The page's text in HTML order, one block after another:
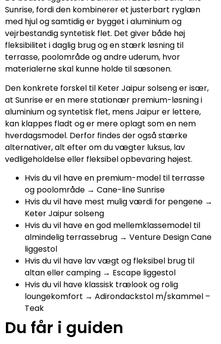
Sunrise, fordi den kombinerer et justerbart ryglæn
med hjul og samtidig er bygget i aluminium og
vejrbestandig syntetisk flet. Det giver både høj
fleksibilitet i daglig brug og en stærk løsning til
terrasse, poolområde og andre uderum, hvor
materialerne skal kunne holde til sæsonen.
Den konkrete forskel til Keter Jaipur solseng er især,
at Sunrise er en mere stationær premium-løsning i
aluminium og syntetisk flet, mens Jaipur er lettere,
kan klappes fladt og er mere oplagt som en nem
hverdagsmodel. Derfor findes der også stærke
alternativer, alt efter om du vægter luksus, lav
vedligeholdelse eller fleksibel opbevaring højest.
Hvis du vil have en premium-model til terrasse
og poolområde → Cane-line Sunrise
Hvis du vil have mest mulig værdi for pengene →
Keter Jaipur solseng
Hvis du vil have en god mellemklassemodel til
almindelig terrassebrug → Venture Design Cane
liggestol
Hvis du vil have lav vægt og fleksibel brug til
altan eller camping → Escape liggestol
Hvis du vil have klassisk trælook og rolig
loungekomfort → Adirondackstol m/skammel –
Teak
Du får i guiden